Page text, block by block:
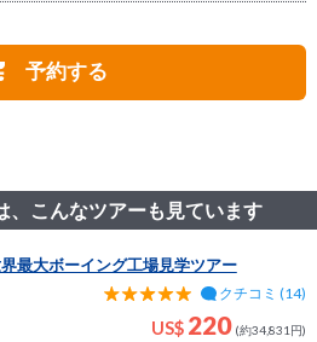
しゃった場合はツアー後日に追加料金
ただきます。
のお申込ができかねますので、直接
くださいますようお願い致します。
予約する
、こんなツアーも見ています
最大ボーイング工場見学ツアー
クチコミ (14)
US$ 220 (約34,831円)